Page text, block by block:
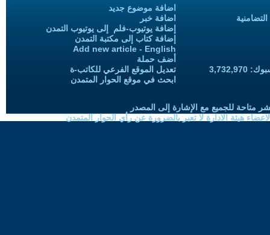
اضافة موضوع جديد
اضافة خبر
إضافة يوتيوب-فلم إلى يوتيوب التمدن
إضافة كتاب إلى مكتبة التمدن
Add new article - English
أضف حملة
تعديل الموقع الفرعي للكاتب-ة
ابحث في موقع الحوار المتمدن
متاحة للجميع مع الإشارة إلى المصدر
هيئة الادارة لا تعبر بالضرورة عن رأي الحوار المتمدن